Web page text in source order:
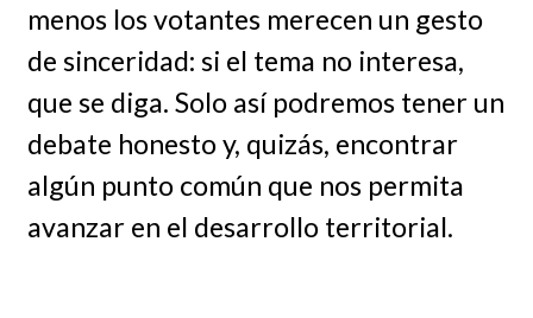
menos los votantes merecen un gesto
de sinceridad: si el tema no interesa,
que se diga. Solo así podremos tener un
debate honesto y, quizás, encontrar
algún punto común que nos permita
avanzar en el desarrollo territorial.